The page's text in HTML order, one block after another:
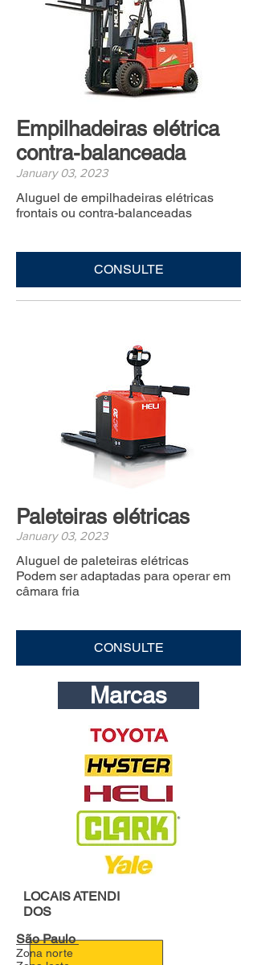
Empilhadeiras elétrica
contra-balanceada
January 03, 2023
Aluguel de empilhadeiras elétricas
frontais ou contra-balanceadas
CONSULTE
Paleteiras elétricas
January 03, 2023
Aluguel de paleteiras elétricas
Podem ser adaptadas para operar em
câmara fria
CONSULTE
Marcas
LOCAISATENDI
DOS
São Paulo
Zona norte